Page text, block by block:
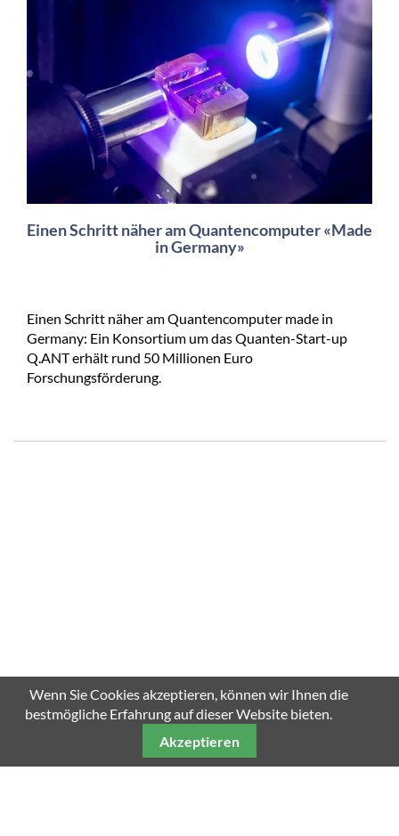
Einen Schritt näher am Quantencomputer «Made
in Germany»
Einen Schritt näher am Quantencomputer made in
Germany: Ein Konsortium um das Quanten-Start-up
Q.ANT erhält rund 50 Millionen Euro
Forschungsförderung.
Wenn Sie Cookies akzeptieren, können wir Ihnen die
bestmögliche Erfahrung auf dieser Website bieten.
Akzeptieren